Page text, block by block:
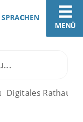
MENÜ
SPRACHEN
Digitales Rathaus